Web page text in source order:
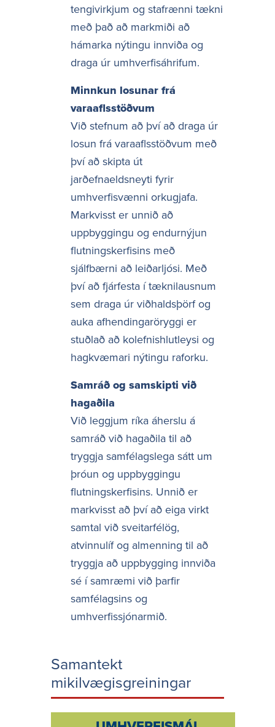
tengivirkjum og stafrænni tækni
með það að markmiði að
hámarka nýtingu innviða og
draga úr umhverfisáhrifum.
Minnkun losunar frá
varaaflsstöðvum
Við stefnum að því að draga úr
losun frá varaaflsstöðvum með
því að skipta út
jarðefnaeldsneyti fyrir
umhverfisvænni orkugjafa.
Markvisst er unnið að
uppbyggingu og endurnýjun
flutningskerfisins með
sjálfbærni að leiðarljósi. Með
því að fjárfesta í tæknilausnum
sem draga úr viðhaldsþörf og
auka afhendingaröryggi er
stuðlað að kolefnishlutleysi og
hagkvæmari nýtingu raforku.
Samráð og samskipti við
hagaðila
Við leggjum ríka áherslu á
samráð við hagaðila til að
tryggja samfélagslega sátt um
þróun og uppbyggingu
flutningskerfisins. Unnið er
markvisst að því að eiga virkt
samtal við sveitarfélög,
atvinnulíf og almenning til að
tryggja að uppbygging innviða
sé í samræmi við þarfir
samfélagsins og
umhverfissjónarmið.
Samantekt
mikilvægisgreiningar